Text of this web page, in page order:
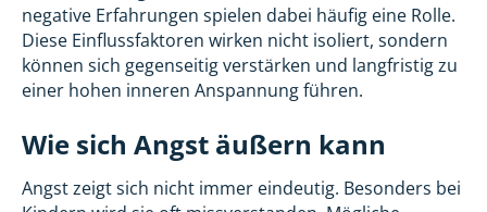
negative Erfahrungen spielen dabei häufig eine Rolle.
Diese Einflussfaktoren wirken nicht isoliert, sondern
können sich gegenseitig verstärken und langfristig zu
einer hohen inneren Anspannung führen.
Wie sich Angst äußern kann
Angst zeigt sich nicht immer eindeutig. Besonders bei